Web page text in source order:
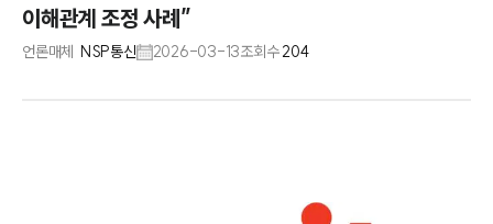
이해관계 조정 사례”
언론매체 NSP통신 2026-03-13조회수204